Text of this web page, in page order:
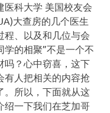
医科大学 美国校友会
大查房的几个医生
程、以及和几位与会
学的相聚”不是一个不
吗？心中窃喜，这下
有人把相关的内容抢
。所以，下面就从这
绍一下我们在芝加哥